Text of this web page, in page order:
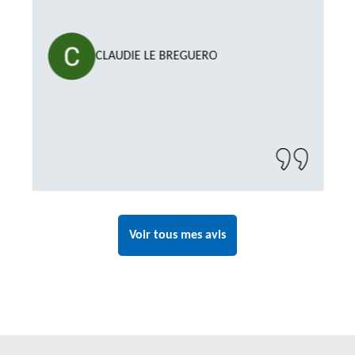
CLAUDIE LE BREGUERO
Voir tous mes avis